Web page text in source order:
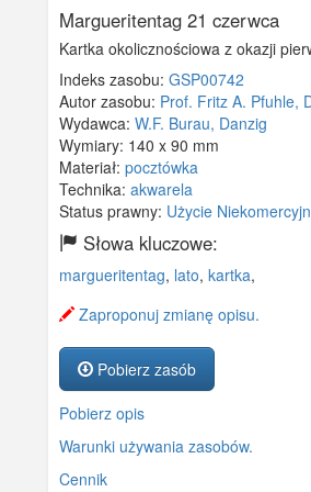
Margueritentag 21 czerwca
Kartka okolicznościowa z okazji
Indeks zasobu: GSP00742
Autor zasobu: Prof. Fritz A. Pfuhle,
Wydawca: W.F. Burau, Danzig
Wymiary: 140 x 90 mm
Materiał: pocztówka
Technika: akwarela
Status prawny: Użycie
Słowa kluczowe:
margueritentag, lato, kartka,
Zaproponuj zmianę opisu.
Pobierz zasób
Pobierz opis
Warunki używania zasobów.
Cennik